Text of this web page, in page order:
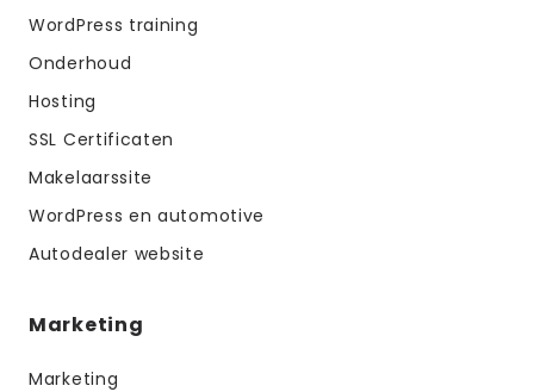
WordPress training
Onderhoud
Hosting
SSL Certificaten
Makelaarssite
WordPress en automotive
Autodealer website
Marketing
Marketing